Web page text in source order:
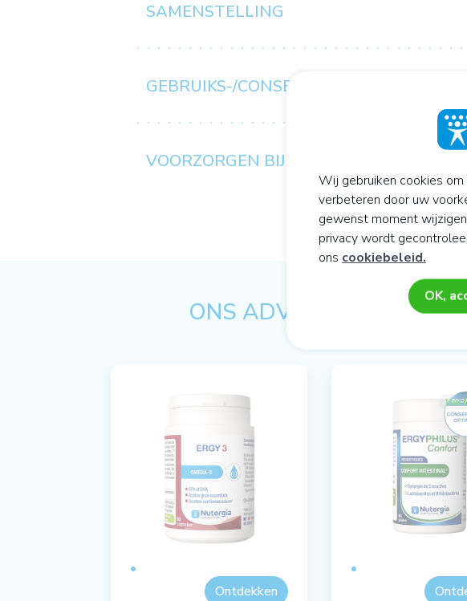
SAMENSTELLING
GEBRUIKS-/CONSERVERINGSADVIES:
VOORZORGEN BIJ GEBRUIK
ONS ADVIES OP HET
Ontdekken
Uw
Wij gebruiken cookies
verbeteren door uw
gewenst moment
privacy wordt
ons cookiebeleid.
OK,